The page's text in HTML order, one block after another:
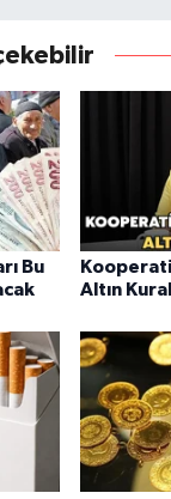
Bu
Altın